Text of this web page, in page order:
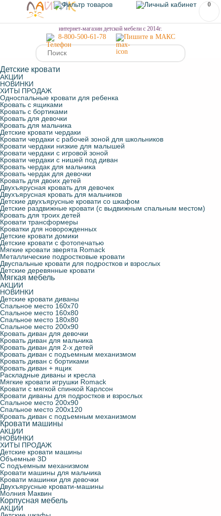
МЕНЮ
0
интернет-магазин детской мебели с 2014г.
8-800-500-61-78 Пишите в МАКС
Детские кровати
АКЦИИ
НОВИНКИ
ХИТЫ ПРОДАЖ
Односпальные кровати для ребенка
Кровать с ящиками
Кровать с бортиками
Кровать для девочки
Кровать для мальчика
Детские кровати чердаки
Кровати чердаки с рабочей зоной для школьников
Кровати чердаки низкие для малышей
Кровати чердаки с игровой зоной
Кровати чердаки с нишей под диван
Кровать чердак для мальчика
Кровать чердак для девочки
Кровать для двоих детей
Двухъярусная кровать для девочек
Двухъярусная кровать для мальчиков
Детские двухъярусные кровати со шкафом
Детские раздвижные кровати (с выдвижным спальным местом)
Кровать для троих детей
Кровати трансформеры
Кроватки для новорожденных
Детские кровати домики
Детские кровати с фотопечатью
Мягкие кровати зверята Romack
Металлические подростковые кровати
Двуспальные кровати для подростков и взрослых
Детские деревянные кровати
Мягкая мебель
АКЦИИ
НОВИНКИ
Детские кровати диваны
Спальное место 160х70
Спальное место 160х80
Спальное место 180х80
Спальное место 200х90
Кровать диван для девочки
Кровать диван для мальчика
Кровать диван для 2-х детей
Кровать диван с подъемным механизмом
Кровать диван с бортиками
Кровать диван + ящик
Раскладные диваны и кресла
Мягкие кровати игрушки Romack
Кровати с мягкой спинкой Карлсон
Кровати диваны для подростков и взрослых
Спальное место 200х90
Спальное место 200х120
Кровать диван с подъемным механизмом
Кровати машины
АКЦИИ
НОВИНКИ
ХИТЫ ПРОДАЖ
Детские кровати машины
Объемные 3D
С подъемным механизмом
Кровати машины для мальчика
Кровати машинки для девочки
Двухъярусные кровати-машины
Молния Маквин
Корпусная мебель
АКЦИИ